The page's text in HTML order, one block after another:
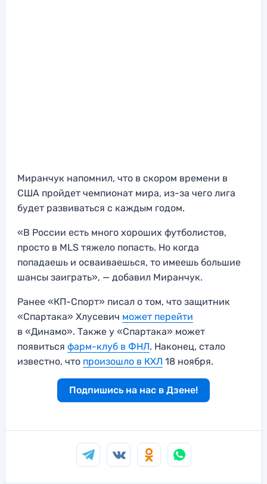
Миранчук напомнил, что в скором времени в
США пройдет чемпионат мира, из-за чего лига
будет развиваться с каждым годом.
«В России есть много хороших футболистов,
просто в MLS тяжело попасть. Но когда
попадаешь и осваиваешься, то имеешь большие
шансы заиграть», — добавил Миранчук.
Ранее «КП-Спорт» писал о том, что защитник
«Спартака» Хлусевич может перейти
в «Динамо». Также у «Спартака» может
появиться фарм-клуб в ФНЛ. Наконец, стало
известно, что произошло в КХЛ 18 ноября.
Подпишись на нас в Дзене!